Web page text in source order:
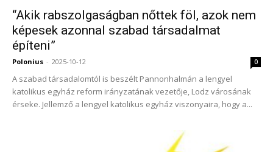
“Akik rabszolgaságban nőttek föl, azok nem
képesek azonnal szabad társadalmat
építeni”
Polonius - 2025-10-12 0
A szabad társadalomtól is beszélt Pannonhalmán a lengyel
katolikus egyház reform irányzatának vezetője, Lodz városának
érseke. Jellemző a lengyel katolikus egyház viszonyaira, hogy a...